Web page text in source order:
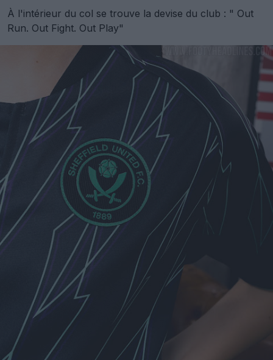
À l'intérieur du col se trouve la devise du club : " Out
Run. Out Fight. Out Play"